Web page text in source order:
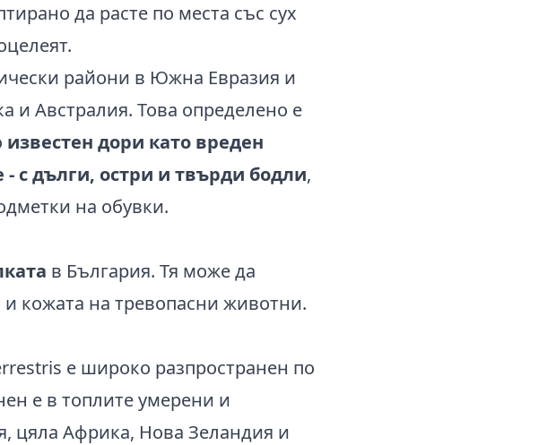
да расте по места със сух
райони в Южна Евразия и
и Австралия. Това определено е
известен дори като вреден
с дълги, остри и твърди бодли,
на обувки.
в България. Тя може да
кожата на тревопасни животни.
е широко разпространен по
е в топлите умерени и
цяла Африка, Нова Зеландия и